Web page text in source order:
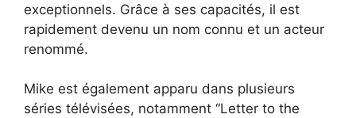
exceptionnels. Grâce à ses capacités, il est
rapidement devenu un nom connu et un acteur
renommé.
Mike est également apparu dans plusieurs
séries télévisées, notamment “Letter to the